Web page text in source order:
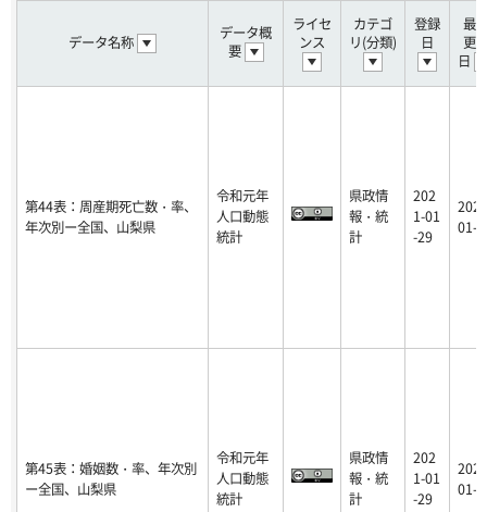
データ名称
データ概
要
ライセ
ンス
カテゴ
リ(分類)
登録
日
最
更
日
第44表：周産期死亡数・率、
年次別ー全国、山梨県
令和元年
人口動態
統計
県政情
報・統
計
202
1-01
-29
01-
第45表：婚姻数・率、年次別
ー全国、山梨県
令和元年
人口動態
統計
県政情
報・統
計
202
1-01
-29
01-